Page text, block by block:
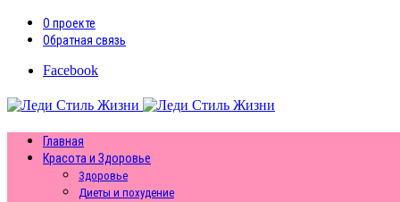
О проекте
Обратная связь
Facebook
Главная
Красота и Здоровье
Здоровье
Диеты и похудение